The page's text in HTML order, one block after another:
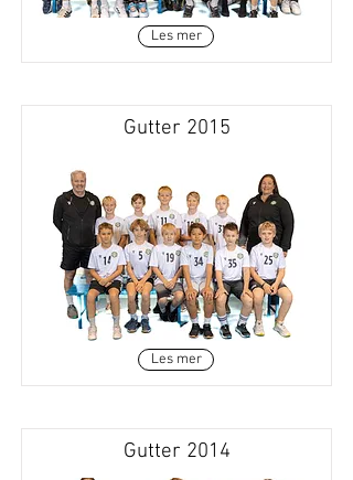
Les mer
Gutter 2015
Les mer
Gutter 2014